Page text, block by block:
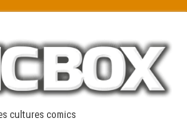
cultures comics